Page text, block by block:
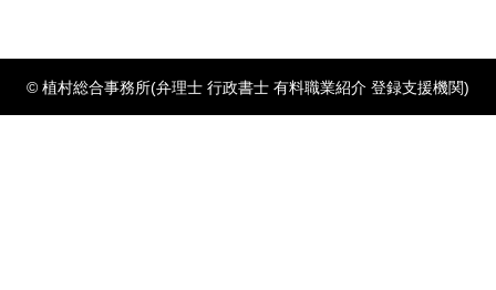
© 植村総合事務所(弁理士 行政書士 有料職業紹介 登録支援機関)